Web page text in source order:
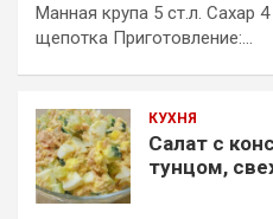
Манная крупа 5 ст.л. Сахар
щепотка Приготовление:…
КУХНЯ
Салат с
тунцом,